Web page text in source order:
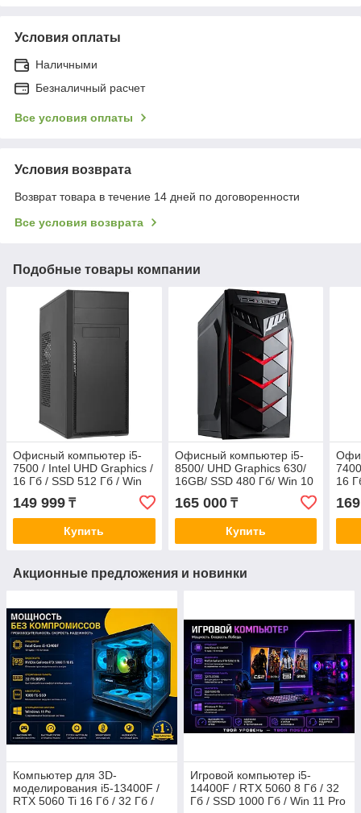
Условия оплаты
Наличными
Безналичный расчет
Все условия оплаты
Условия возврата
Возврат товара в течение 14 дней по договоренности
Все условия возврата
Подобные товары компании
Офисный компьютер i5-
7500 / Intel UHD Graphics /
16 Гб / SSD 512 Гб / Win
149 999 ₸
Купить
Офисный компьютер i5-
8500/ UHD Graphics 630/
16GB/ SSD 480 Гб/ Win 10
165 000₸
Купить
16
Акционные предложения и новинки
Компьютер для 3D-
моделирования i5-13400F /
RTX 5060 Ti 16 Гб / 32 Гб /
Игровой компьютер i5-
14400F / RTX 5060 8 Гб / 32
Гб / SSD 1000 Гб / Win 11 Pro